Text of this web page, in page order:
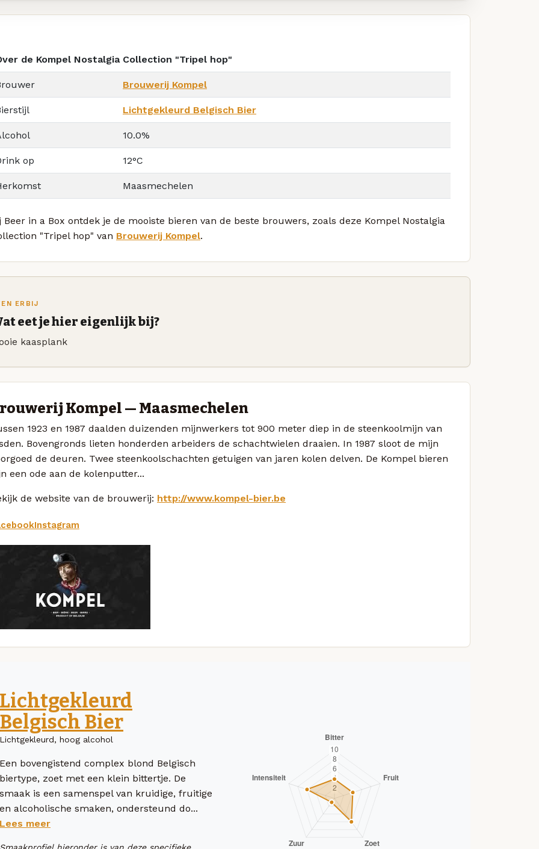
de Kompel Nostalgia Collection "Tripel hop"
Brouwerij Kompel
Lichtgekleurd Belgisch Bier
10.0%
op 12°C
Maasmechelen
Beer in a Box ontdek je de mooiste bieren van de beste brouwers, zoals deze Kompel Nostalgia
"Tripel hop" van Brouwerij Kompel.
ERBIJ
eet je hier eigenlijk bij?
kaasplank
Kompel — Maasmechelen
1923 en 1987 daalden duizenden mijnwerkers tot 900 meter diep in de steenkoolmijn van
Bovengronds lieten honderden arbeiders de schachtwielen draaien. In 1987 sloot de mijn
de deuren. Twee steenkoolschachten getuigen van jaren kolen delven. De Kompel bieren
een ode aan de kolenputter...
de website van de brouwerij: http://www.kompel-bier.be
Instagram
Lichtgekleurd
Belgisch Bier
Lichtgekleurd, hoog alcohol
Een bovengistend complex blond Belgisch
biertype, zoet met een klein bittertje. De
smaak is een samenspel van kruidige, fruitige
en alcoholische smaken, ondersteund do...
Lees meer